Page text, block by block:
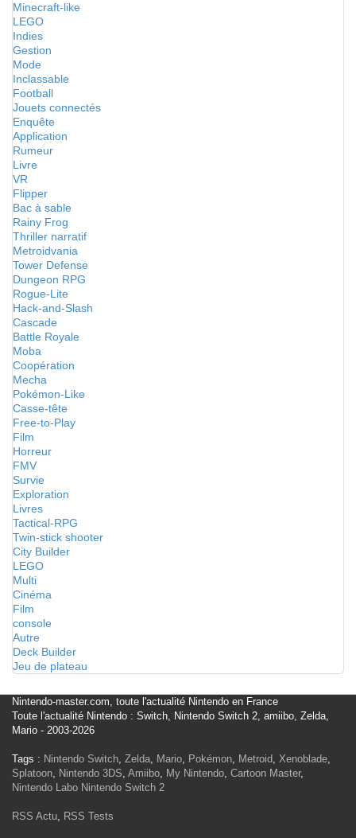
Minecraft-like
LEGO
Indies
Gestion
Mode
Inclassable
Football
Jouets connectés
Enquête
Application
Rumeur
Livre
VR
Flipper
Bac à sable
Rainy Frog
Thriller narratif
Metroidvania
Tower Defense
Dungeon RPG
Rogue-Lite
Hack-and-Slash
Cascade
Battle Royale
Moba
Coopération
Mecha
Pokémon-Like
Casse-tête
Free-to-Play
Film
Horreur
FMV
Survie
Exploration
Livres
Tactical-RPG
Twin-stick shooter
City Builder
LEGO
Multi
Cinéma
Film
console
Autre
Deck Builder
Jeu de plateau
Nintendo-master.com, toute l'actualité Nintendo en France
Toute l'actualité Nintendo : Switch, Nintendo Switch 2, amiibo, Zelda,
Mario - 2003-2026
Tags : Nintendo Switch, Zelda, Mario, Pokémon, Metroid, Xenoblade,
Splatoon, Nintendo 3DS, Amiibo, My Nintendo, Cartoon Master,
Nintendo Labo Nintendo Switch 2
RSS Actu, RSS Tests